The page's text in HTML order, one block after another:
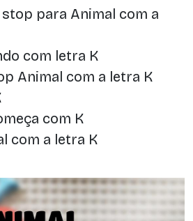
para Animal com a
com letra K
Animal com a letra K
com K
com a letra K